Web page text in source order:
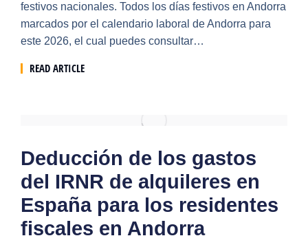
festivos nacionales. Todos los días festivos en Andorra
marcados por el calendario laboral de Andorra para
este 2026, el cual puedes consultar…
READ ARTICLE
Deducción de los gastos
del IRNR de alquileres en
España para los residentes
fiscales en Andorra